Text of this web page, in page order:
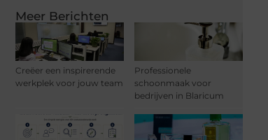
Meer Berichten
Creëer een inspirerende
werkplek voor jouw team
Professionele
schoonmaak voor
bedrijven in Blaricum